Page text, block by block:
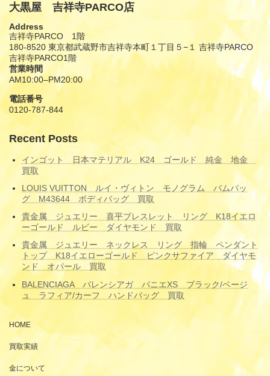
大黒屋 吉祥寺PARCO店
Address
吉祥寺PARCO 1階
180-8520 東京都武蔵野市吉祥寺本町１丁目５−１ 吉祥寺PARCO
吉祥寺PARCO1階
営業時間
AM10:00–PM20:00
電話番号
0120-787-844
Recent Posts
インゴット 日本マテリアル K24 ゴールド 純金 地金
買取
LOUIS VUITTON ルイ・ヴィトン モノグラム バムバッ
グ M43644 ボディバッグ 買取
貴金属 ジュエリー 喜平ブレスレット リング K18イエロ
ーゴールド ルビー ダイヤモンド 買取
貴金属 ジュエリー ネックレス リング 指輪 ペンダント
トップ K18イエローゴールド ピンクサファイア ダイヤモ
ンド オパール 買取
BALENCIAGA バレンシアガ パニエXS ブラック/ベージ
ュ ラフィア/カーフ ハンドバッグ 買取
HOME
買取実績
金について